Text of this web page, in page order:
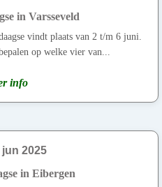
in Varsseveld
vindt plaats van 2 t/m 6 juni.
op welke vier van...
info
jun 2025
in Eibergen